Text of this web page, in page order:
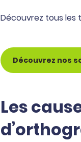
Découvrez tous
Découvrez nos
Les